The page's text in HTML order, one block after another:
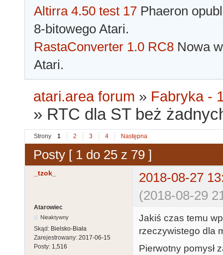
Altirra 4.50 test 17 Phaeron
8-bitowego Atari.
RastaConverter 1.0 RC8 Nowa
Atari.
atari.area forum » Fabryka -
» RTC dla ST beż
Strony 1 2 3 4 Następna
Posty [ 1 do 25 z 79 ]
_tzok_
2018-08-27
(2018-08-29
Atarowiec
Nieaktywny
Skąd: Bielsko-Biała
Zarejestrowany: 2017-06-15
Posty: 1,516
Jakiś czas temu
rzeczywistego dla
Pierwotny pomysł